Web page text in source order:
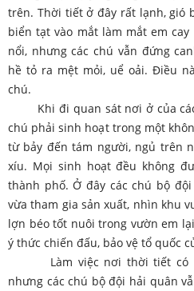
trên. Thời tiết ở đây rất lạnh, gió
biển tạt vào mắt làm mắt em
nổi, nhưng các chú vẫn đứng
hề tỏ ra mệt mỏi, uể oải. Điều
chú.
Khi đi quan sát nơi ở của các
chú phải sinh hoạt trong một
từ bảy đến tám người, ngủ trên
xíu. Mọi sinh hoạt đều không
thành phố. Ở đây các chú bộ
vừa tham gia sản xuất, nhìn khu
lợn béo tốt nuôi trong vườn em
ý thức chiến đấu, bảo vệ tổ quốc
Làm việc nơi thời tiết có
nhưng các chú bộ đội hải quân